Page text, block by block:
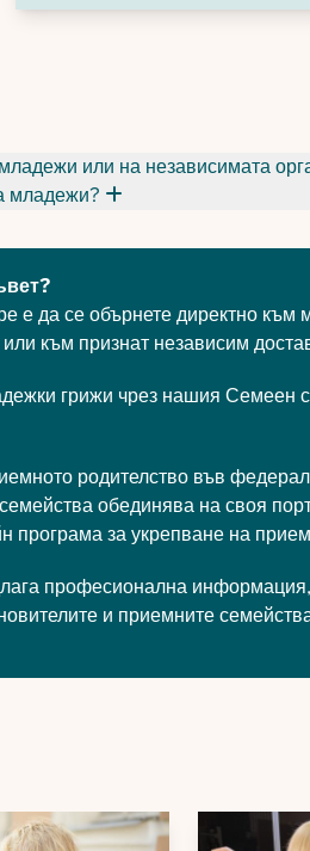
или на независимата
младежи?
е да се обърнете директно към
към признат независим
грижи чрез нашия Семеен
родителство във
обединява на своя
програма за укрепване на
професионална
и приемните